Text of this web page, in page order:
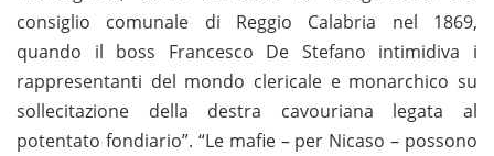
consiglio comunale di Reggio Calabria nel 1869,
quando il boss Francesco De Stefano intimidiva i
rappresentanti del mondo clericale e monarchico su
sollecitazione della destra cavouriana legata al
potentato fondiario”. “Le mafie – per Nicaso – possono